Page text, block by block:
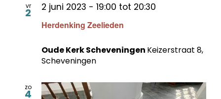
vr
2
Herdenking Zeelieden
2 juni 2023 - 19:00 tot 20:30
Oude Kerk Scheveningen Keizerstraat 8,
Scheveningen
zo
4